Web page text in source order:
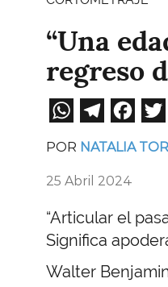
“Una
regreso
POR NATALIA
25 Abril 2024
“Articular el
Significa
Walter